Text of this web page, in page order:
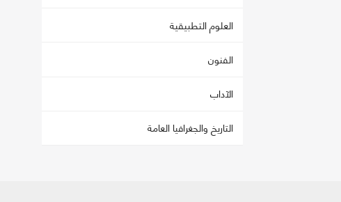
العلوم التطبيقية
الفنون
الآداب
التاريخ والجغرافيا العامة